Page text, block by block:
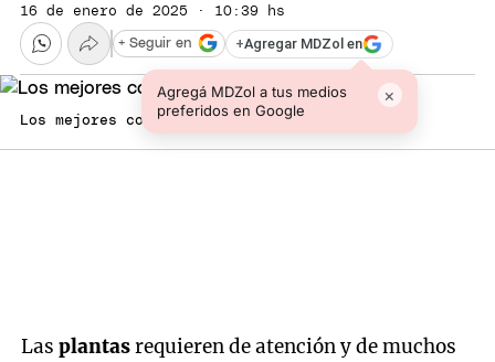
16 de enero de 2025 · 10:39 hs
+Agregar MDZol en
Agregá MDZol a tus medios
preferidos en Google
×
+ Seguir en
Los mejores consejos. Foto: Fuente: Freepik
Lasplantasrequieren de atención y de muchos